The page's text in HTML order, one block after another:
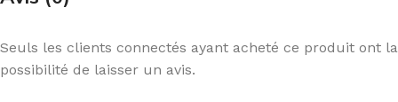
Seuls les clients connectés ayant acheté ce produit ont la
possibilité de laisser un avis.